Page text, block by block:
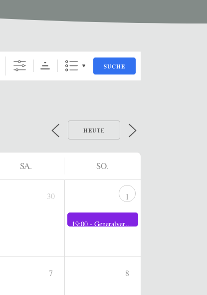
SUCHE
HEUTE
SA. SO.
30 1
19:00 - Generalversammlung
7 8